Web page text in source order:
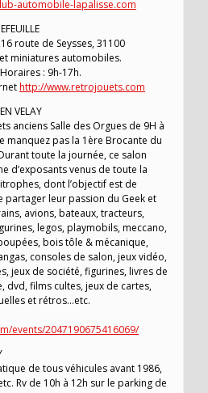
automobile-lapalisse.com
route de Seysses, 31100
miniatures automobiles.
: 9h-17h.
http://www.retrojouets.com
VELAY
anciens Salle des Orgues de 9H à
manquez pas la 1ère Brocante du
toute la journée, ce salon
d’exposants venus de toute la
dont l’objectif est de
partager leur passion du Geek et
avions, bateaux, tracteurs,
legos, playmobils, meccano,
bois tôle & mécanique,
consoles de salon, jeux vidéo,
jeux de société, figurines, livres de
dvd, films cultes, jeux de cartes,
et rétros…etc.
events/2047190675416069/
de tous véhicules avant 1986,
Rv de 10h à 12h sur le parking de